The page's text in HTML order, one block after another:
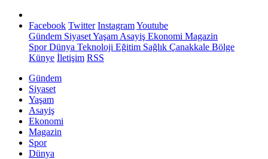
Facebook Twitter InstagramYoutube
Gündem SiyasetYaşam Asayiş Ekonomi Magazin
SporDünya Teknoloji Eğitim Sağlık Çanakkale Bölge
Künye İletişim RSS
Gündem
Siyaset
Yaşam
Asayiş
Ekonomi
Magazin
Spor
Dünya